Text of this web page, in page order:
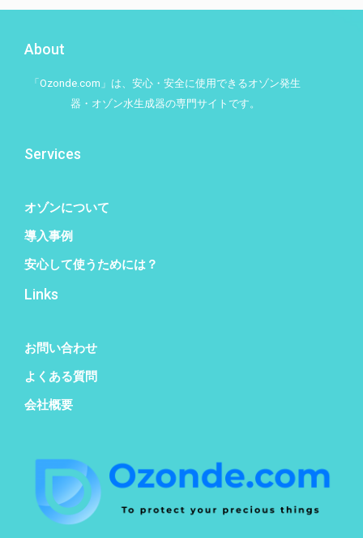
About
「Ozonde.com」は、安心・安全に使用できるオゾン発生
器・オゾン水生成器の専門サイトです。
Services
オゾンについて
導入事例
安心して使うためには？
Links
お問い合わせ
よくある質問
会社概要